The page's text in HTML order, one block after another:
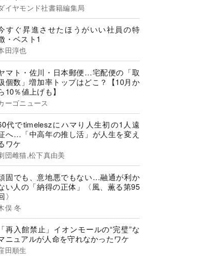
イヤモンド社書籍編集局
すぐ昇進させたほうがいい社員の特
・ベスト1
田淳也
マト・佐川・日本郵便…宅配便の「取
個数」増加率トップはどこ？【10月か
10％値上げも】
ーゴニュース
代でtimeleszにハマり人生初の1人遠
へ…「中高年の推し活」が人生を変え
ワケ
団雌猫,松下真由美
固でも、意地悪でもない…融通が利か
い人の「納得の正体」〈風、薫る第95
〉
俣 冬
「再入館禁止」イオンモールの“完璧”な
ニュアルが人命を守れなかったワケ
田順生